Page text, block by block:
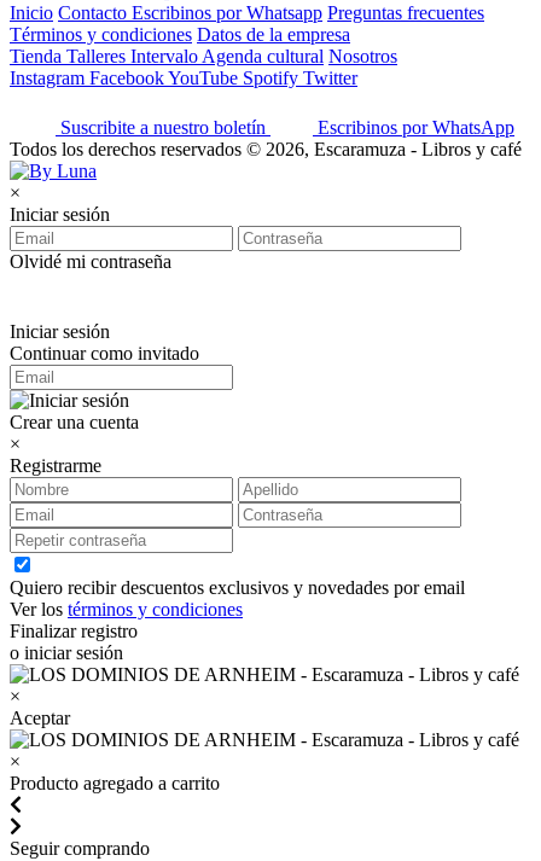
Inicio Contacto Escribinos por Whatsapp Preguntas frecuentes
Términos y condiciones Datos de la empresa
Tienda Talleres Intervalo Agenda cultural Nosotros
Instagram FacebookYouTube Spotify Twitter
Suscribite a nuestro boletín
Escribinos por WhatsApp
Todos los derechos reservados © 2026, Escaramuza - Libros y café
×
Iniciar sesión
Olvidé mi contraseña
Iniciar sesión
Continuar como invitado
Crear una cuenta
×
Registrarme
Quiero recibir descuentos exclusivos y novedades por email
Ver los términos y condiciones
Finalizar registro
o iniciar sesión
×
Aceptar
×
Producto agregado a carrito
Seguir comprando